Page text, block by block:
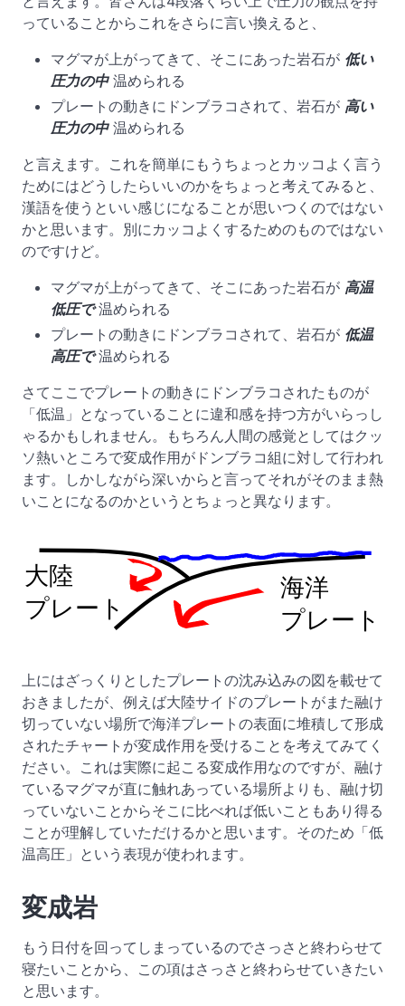
っていることからこれをさらに言い換えると、
マグマが上がってきて、そこにあった岩石が 低い
圧力の中温められる
プレートの動きにドンブラコされて、岩石が 高い
圧力の中温められる
と言えます。これを簡単にもうちょっとカッコよく言う
ためにはどうしたらいいのかをちょっと考えてみると、
漢語を使うといい感じになることが思いつくのではない
かと思います。別にカッコよくするためのものではない
のですけど。
マグマが上がってきて、そこにあった岩石が 高温
低圧で温められる
プレートの動きにドンブラコされて、岩石が 低温
高圧で温められる
さてここでプレートの動きにドンブラコされたものが
「低温」となっていることに違和感を持つ方がいらっし
ゃるかもしれません。もちろん人間の感覚としてはクッ
ソ熱いところで変成作用がドンブラコ組に対して行われ
ます。しかしながら深いからと言ってそれがそのまま熱
いことになるのかというとちょっと異なります。
上にはざっくりとしたプレートの沈み込みの図を載せて
おきましたが、例えば大陸サイドのプレートがまた融け
切っていない場所で海洋プレートの表面に堆積して形成
されたチャートが変成作用を受けることを考えてみてく
ださい。これは実際に起こる変成作用なのですが、融け
ているマグマが直に触れあっている場所よりも、融け切
っていないことからそこに比べれば低いこともあり得る
ことが理解していただけるかと思います。そのため「低
温高圧」という表現が使われます。
変成岩
もう日付を回ってしまっているのでさっさと終わらせて
寝たいことから、この項はさっさと終わらせていきたい
と思います。